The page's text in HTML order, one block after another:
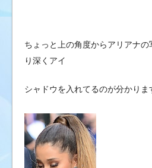
ちょっと上の角度からアリアナ
り深くアイ
シャドウを入れてるのが分かりま